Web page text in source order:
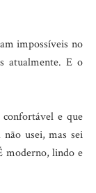
impossíveis no
atualmente. E o
e que
usei, mas sei
moderno, lindo e